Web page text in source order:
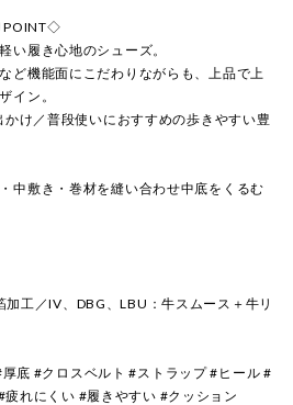
POINT◇
い履き心地のシューズ。
ど機能面にこだわりながらも、上品で上
イン。
け／普段使いにおすすめの歩きやすい豊
中敷き・巻材を縫い合わせ中底をくるむ
工／IV、DBG、LBU：牛スムース＋牛リ
底 #クロスベルト #ストラップ #ヒール #
れにくい #履きやすい #クッション